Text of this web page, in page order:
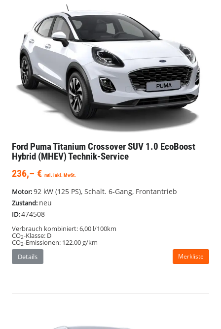
Ford PumaTitanium Crossover SUV 1.0 EcoBoost
Hybrid (MHEV) Technik-Service
236,– € mtl. inkl. MwSt.
Motor:92 kW (125 PS), Schalt. 6-Gang, Frontantrieb
Zustand: neu
ID:474508
Verbrauch kombiniert:6,00 l/100km
CO2-Klasse: D
CO2-Emissionen: 122,00 g/km
Details
Merkliste